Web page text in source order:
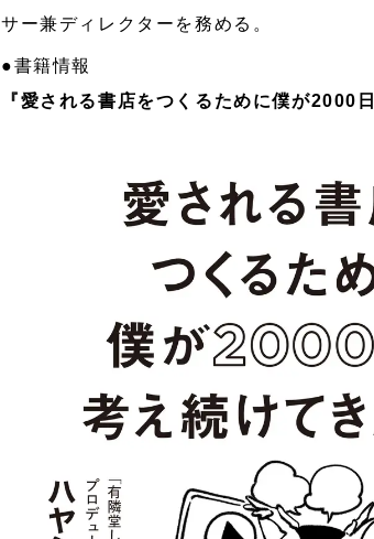
サー兼ディレクターを務める。
●書籍情報
『愛される書店をつくるために僕が2000